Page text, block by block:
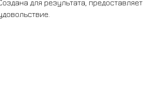
для результата, предоставляет